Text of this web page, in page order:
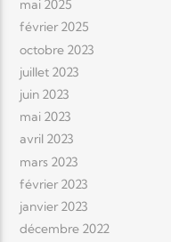
mai 2025
février 2025
octobre 2023
juillet 2023
juin 2023
mai 2023
avril 2023
mars 2023
février 2023
janvier 2023
décembre 2022